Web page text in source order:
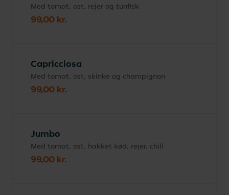
Med tomat, ost, rejer og tunfisk
99,00 kr.
Capricciosa
Med tomat, ost, skinke og champignon
99,00 kr.
Jumbo
Med tomat, ost, hakket kød, rejer, chili
99,00 kr.